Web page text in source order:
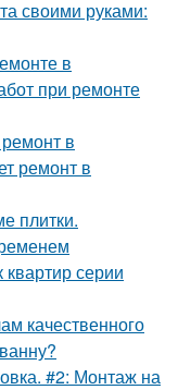
своими руками:
в
при ремонте
в
ремонт в
плитки.
серии
качественного
#2: Монтаж на